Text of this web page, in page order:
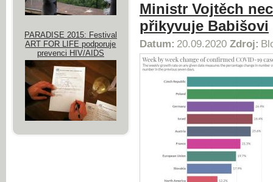
Ministr Vojtěch
přikyvuje Babišovi
Datum: 20.09.2020 Zdroj:
PARADISE 2015: Festival
ART FOR LIFE podporuje
prevenci HIV/AIDS